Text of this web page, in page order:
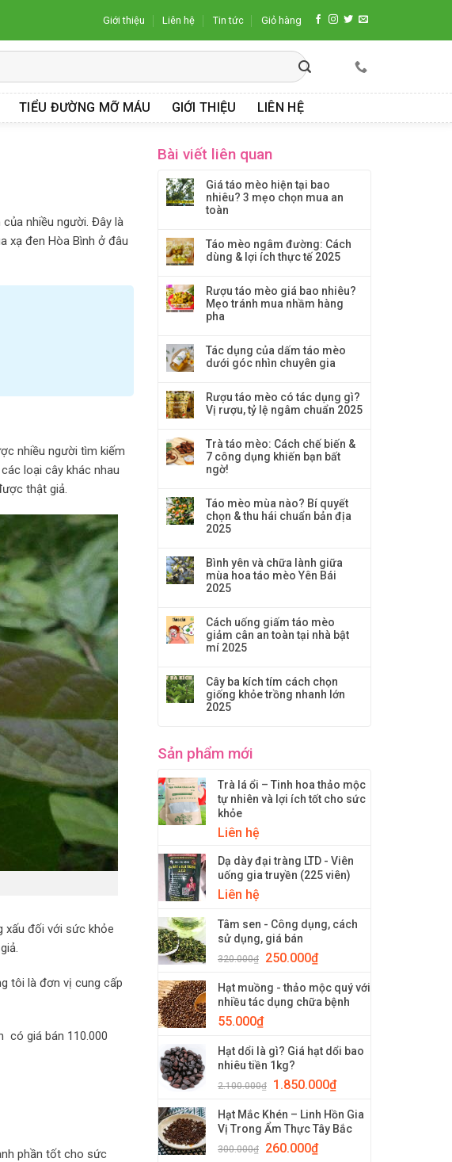
Giới thiệu Liên hệ Tin tức Giỏ hàng
TIỂU ĐƯỜNG MỠ MÁU GIỚI THIỆU LIÊN HỆ
nhiều người. Đây là
xạ đen Hòa Bình ở đâu
nhiều người tìm kiếm
loại cây khác nhau
thật giả.
xấu đối với sức khỏe
tôi là đơn vị cung cấp
có giá bán 110.000
phần tốt cho sức
Bài viết liên quan
Giá táo mèo hiện tại bao
nhiêu? 3 mẹo chọn mua an
toàn
Táo mèo ngâm đường: Cách
dùng & lợi ích thực tế 2025
Rượu táo mèo giá bao nhiêu?
Mẹo tránh mua nhầm hàng
pha
Tác dụng của dấm táo mèo
dưới góc nhìn chuyên gia
Rượu táo mèo có tác dụng gì?
Vị rượu, tỷ lệ ngâm chuẩn 2025
Trà táo mèo: Cách chế biến &
7 công dụng khiến bạn bất
ngờ!
Táo mèo mùa nào? Bí quyết
chọn & thu hái chuẩn bản địa
2025
Bình yên và chữa lành giữa
mùa hoa táo mèo Yên Bái
2025
Cách uống giấm táo mèo
giảm cân an toàn tại nhà bật
mí 2025
Cây ba kích tím cách chọn
giống khỏe trồng nhanh lớn
2025
Sản phẩm mới
Trà lá ổi – Tinh hoa thảo mộc
tự nhiên và lợi ích tốt cho sức
khỏe
Liên hệ
Dạ dày đại tràng LTD - Viên
uống gia truyền (225 viên)
Liên hệ
Tâm sen - Công dụng, cách
sử dụng, giá bán
320.000₫ 250.000₫
Hạt muồng - thảo mộc quý với
nhiều tác dụng chữa bệnh
55.000₫
Hạt dổi là gì? Giá hạt dổi bao
nhiêu tiền 1kg?
2.100.000₫ 1.850.000₫
Hạt Mắc Khén – Linh Hồn Gia
Vị Trong Ẩm Thực Tây Bắc
300.000₫ 260.000₫